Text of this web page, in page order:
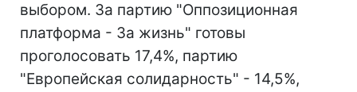
выбором. За партию "Оппозиционная
платформа - За жизнь" готовы
проголосовать 17,4%, партию
"Европейская солидарность" - 14,5%,